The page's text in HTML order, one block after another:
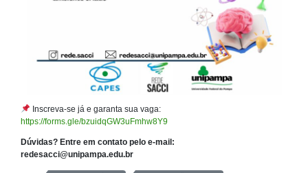
Inscreva-se já e garanta sua vaga:
https://forms.gle/bzuidqGW3uFmhw8Y9
Dúvidas? Entre em contato pelo e-mail:
redesacci@unipampa.edu.br